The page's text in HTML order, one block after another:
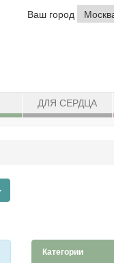
Ваш город
ДЛЯ СЕРДЦА
Toggle Dropdown
Категории